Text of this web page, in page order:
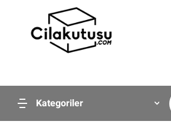
Kategoriler